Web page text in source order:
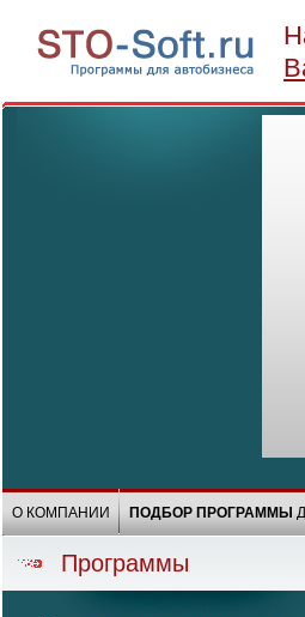
О КОМПАНИИ ПОДБОР ПРОГРАММЫ
Программы